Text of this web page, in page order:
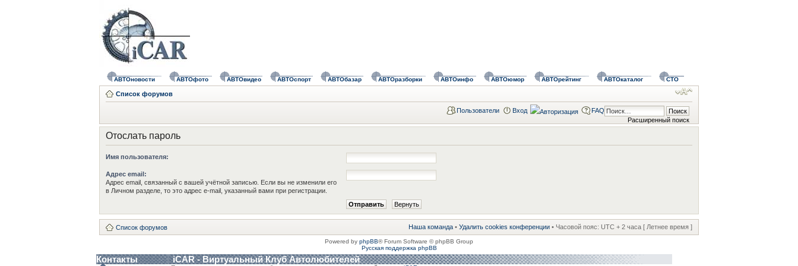
АВТОновости АВТОфото АВТОвидео АВТОспорт АВТОбазар АВТОразборки АВТОинфо АВТОюмор АВТОрейтинг АВТОкаталог СТО
Список форумов
Расширенный поиск
Пользователи Вход FAQ
Отослать пароль
Имя пользователя:
Адрес email:
Адрес email, связанный с вашей учётной записью. Если вы не изменили его
в Личном разделе, то это адрес e-mail, указанный вами при регистрации.
Список форумов Наша команда • Удалить cookies конференции • Часовой пояс: UTC + 2 часа [ Летнее время ]
Powered by phpBB® Forum Software © phpBB Group
Русская поддержка phpBB
Контакты iCAR - Виртуальный Клуб Автолюбителей